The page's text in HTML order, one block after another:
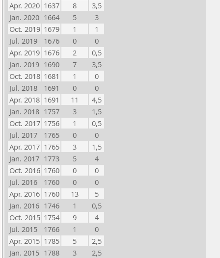
Apr. 2020 1637 8
3,5
Jan. 2020 1664 5
3
Oct. 2019 1679 1
1
Jul. 2019
1676 0
0
Apr. 2019 1676 2
0,5
Jan. 2019 1690 7
3,5
Oct. 2018 1681 1
0
Jul. 2018
1691 0
0
Apr. 2018 1691 11
4,5
Jan. 2018 1757 3
1,5
Oct. 2017 1756 1
0,5
Jul. 2017
1765 0
0
Apr. 2017 1765 3
1,5
Jan. 2017 1773 5
4
Oct. 2016 1760 0
0
Jul. 2016
1760 0
0
Apr. 2016 1760 13
5
Jan. 2016 1746 1
0,5
Oct. 2015 1754 9
4
Jul. 2015
1766 1
0
Apr. 2015 1785 5
2,5
Jan. 2015 1788 3
2,5